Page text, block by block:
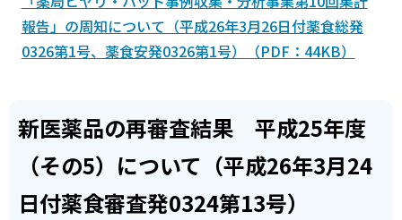
報告」の周知について（平成26年3月26日付薬食総発
0326第1号、薬食安発0326第1号）（PDF：44KB）
新医薬品の再審査結果 平成25年度
（その5）について（平成26年3月24
日付薬食審査発0324第13号）